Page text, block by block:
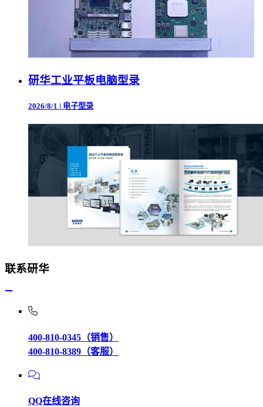
研华工业平板电脑型录
2026/8/1 | 电子型录
联系研华
400-810-0345（销售）
400-810-8389（客服）
QQ在线咨询